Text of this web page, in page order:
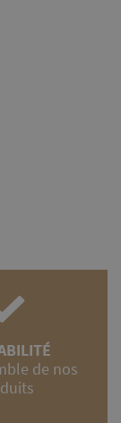
de nos